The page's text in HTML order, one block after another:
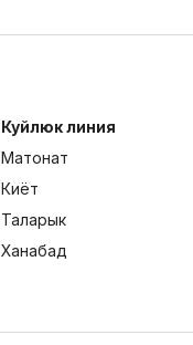
Куйлюк линия
Матонат
Киёт
Таларык
Ханабад